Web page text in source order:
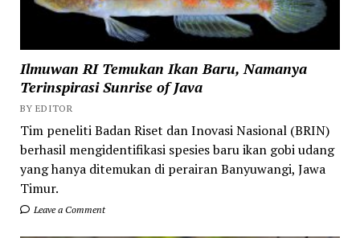
Ilmuwan RI Temukan Ikan Baru, Namanya
Terinspirasi Sunrise of Java
BY EDITOR
Tim peneliti Badan Riset dan Inovasi Nasional (BRIN)
berhasil mengidentifikasi spesies baru ikan gobi udang
yang hanya ditemukan di perairan Banyuwangi, Jawa
Timur.
Leave a Comment